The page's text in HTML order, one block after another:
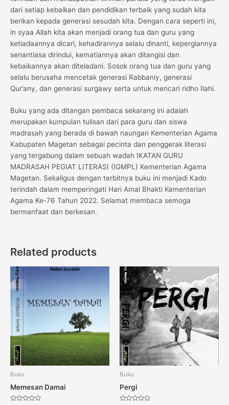
dari setiap kebaikan dan pendidikan terbaik yang sudah kita
berikan kepada generasi sesudah kita. Dengan cara seperti ini,
in syaa Allah kita akan menjadi orang tua dan guru yang
ketiadaannya dicari, kehadirannya selalu dinanti, kepergiannya
senantiasa dirindui, kematiannya akan ditangisi dan
kebaikannya akan diteladani. Sosok orang tua dan guru yang
selalu berusaha mencetak generasi Rabbaniy, generasi
Qur’any, dan generasi surgawy serta untuk mencari ridho Ilahi.
Buku yang ada ditangan pembaca sekarang ini adalah
merupakan kumpulan tulisan dari para guru dan siswa
madrasah yang berada di bawah naungan Kementerian Agama
Kabupaten Magetan sebagai pecinta dan penggerak literasi
yang tergabung dalam sebuah wadah IKATAN GURU
MADRASAH PEGIAT LITERASI (IGMPL) Kementerian Agama
Magetan. Sekaligus dengan terbitnya buku ini menjadi Kado
terindah dalam memperingati Hari Amal Bhakti Kementerian
Agama Ke-76 Tahun 2022. Selamat membaca semoga
bermanfaat dan berkesan.
Related products
Buku
Memesan Damai
Buku
Pergi